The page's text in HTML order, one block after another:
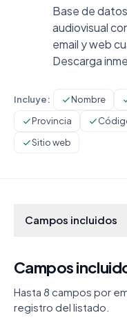
Base de
audiovisual
email y web
Descarga
Incluye: Nombre
Provincia
Sitio web
Campos incluidos
Campos
Hasta 8 campos por
registro del listado.